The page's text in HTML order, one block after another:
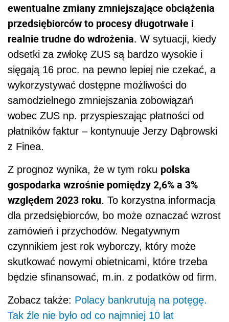
ewentualne zmiany zmniejszające obciążenia
przedsiębiorców to procesy długotrwałe i
realnie trudne do wdrożenia. W sytuacji, kiedy
odsetki za zwłokę ZUS są bardzo wysokie i
sięgają 16 proc. na pewno lepiej nie czekać, a
wykorzystywać dostępne możliwości do
samodzielnego zmniejszania zobowiązań
wobec ZUS np. przyspieszając płatności od
płatników faktur – kontynuuje Jerzy Dąbrowski
z Finea.
Z prognoz wynika, że w tym roku polska
gospodarka wzrośnie pomiędzy 2,6% a 3%
względem 2023 roku. To korzystna informacja
dla przedsiębiorców, bo może oznaczać wzrost
zamówień i przychodów. Negatywnym
czynnikiem jest rok wyborczy, który może
skutkować nowymi obietnicami, które trzeba
będzie sfinansować, m.in. z podatków od firm.
Zobacz także: Polacy bankrutują na potęgę.
Tak źle nie było od co najmniej 10 lat